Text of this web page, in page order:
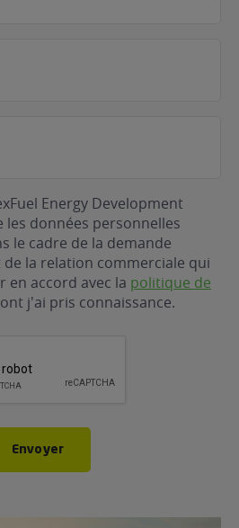
Energy Development
les données personnelles
le cadre de la demande
la relation commerciale qui
en accord avec la politique de
j'ai pris connaissance.
Envoyer